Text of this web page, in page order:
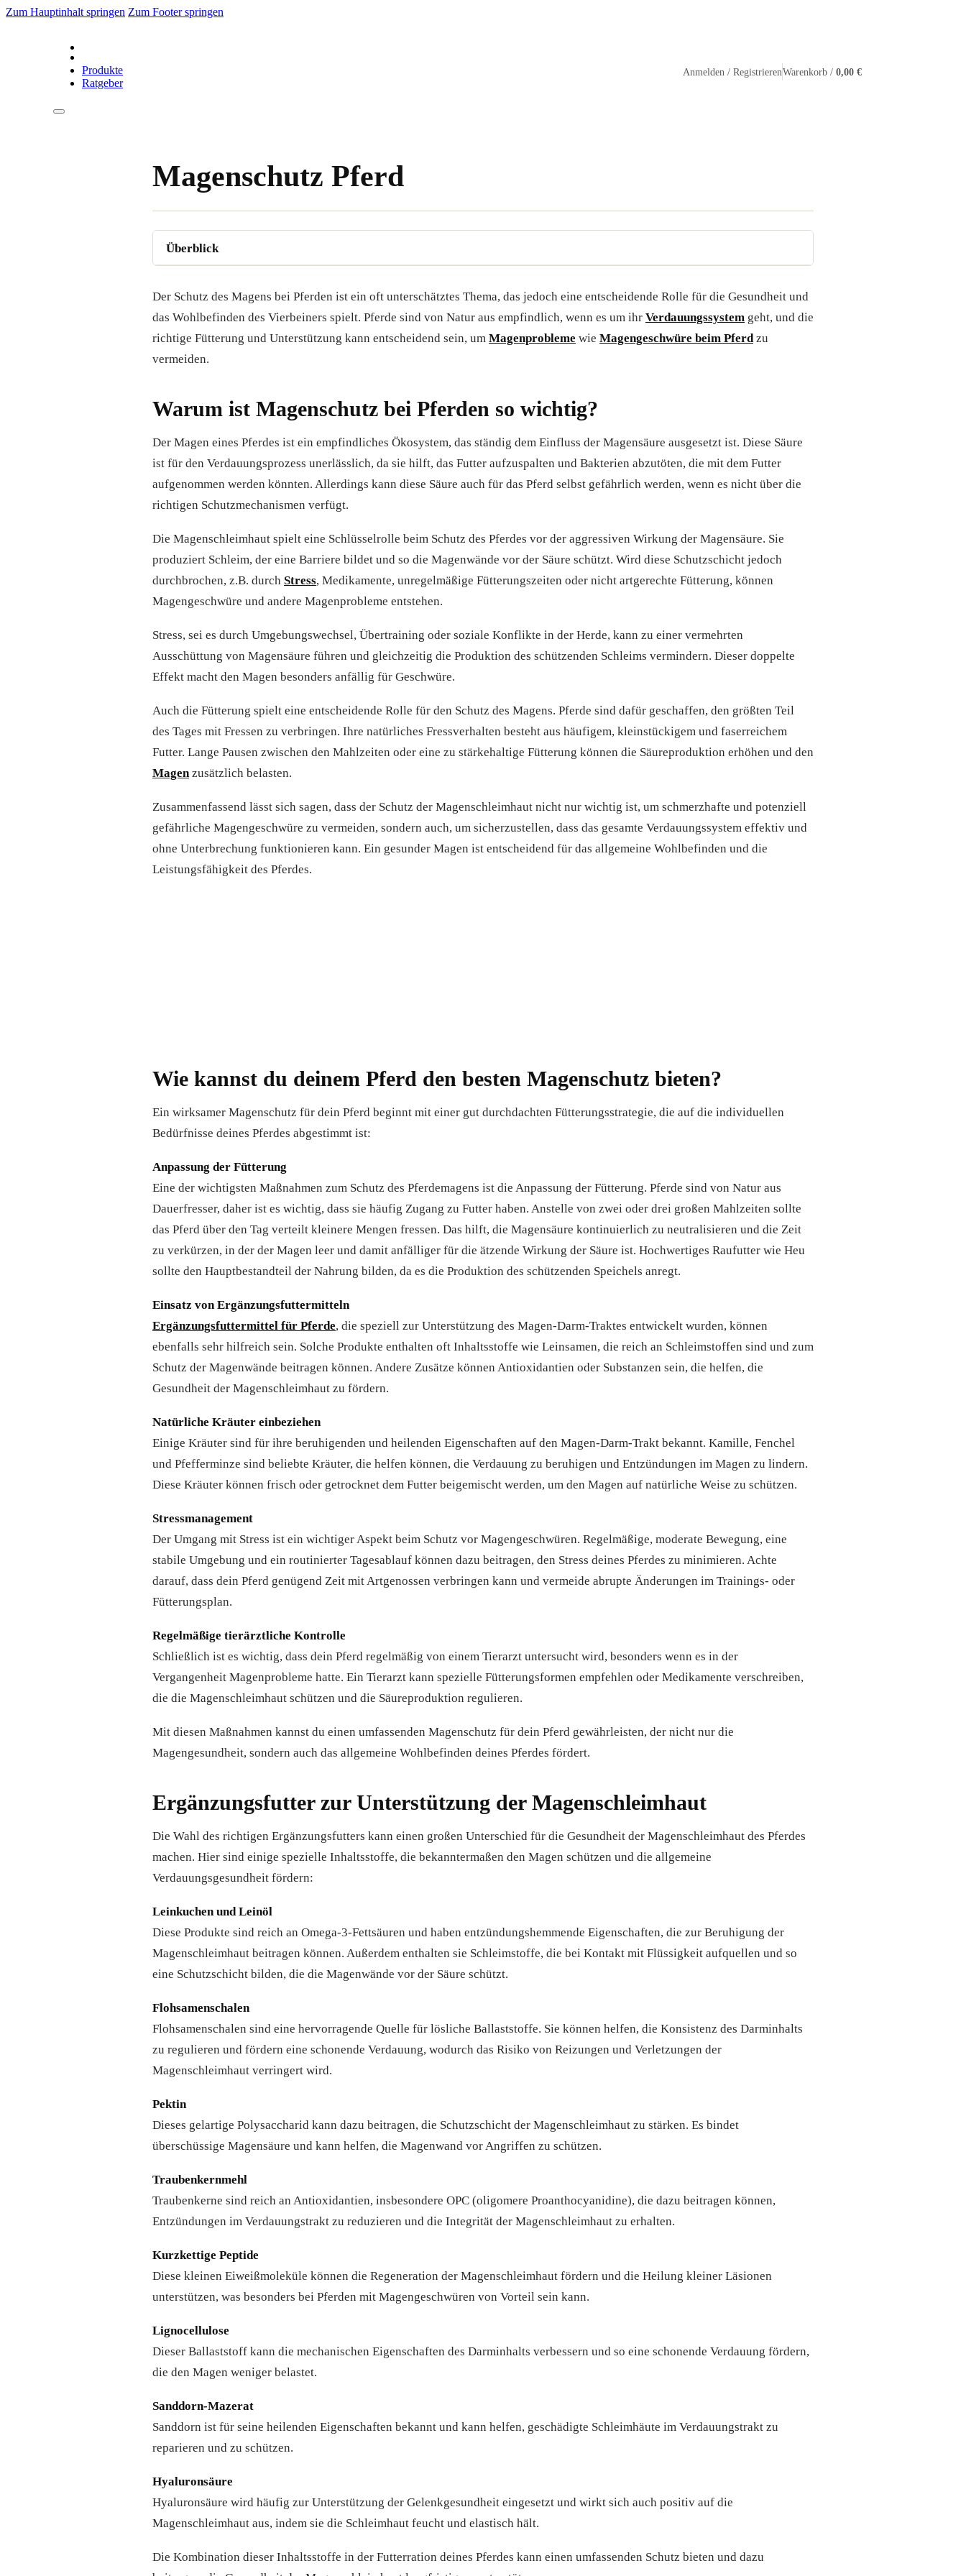
Zum Hauptinhalt springen Zum Footer springen
Produkte
Ratgeber
Anmelden / RegistrierenWarenkorb / 0,00 €
Magenschutz Pferd
Der Schutz des Magens bei Pferden ist ein oft unterschätztes Thema, das jedoch eine entscheidende Rolle für die Gesundheit und
das Wohlbefinden des Vierbeiners spielt. Pferde sind von Natur aus empfindlich, wenn es um ihr Verdauungssystem geht, und die
richtige Fütterung und Unterstützung kann entscheidend sein, um Magenprobleme wie Magengeschwüre beim Pferdzu
vermeiden.
Warum ist Magenschutz bei Pferden so wichtig?
Der Magen eines Pferdes ist ein empfindliches Ökosystem, das ständig dem Einfluss der Magensäure ausgesetzt ist. Diese Säure
ist für den Verdauungsprozess unerlässlich, da sie hilft, das Futter aufzuspalten und Bakterien abzutöten, die mit dem Futter
aufgenommen werden könnten. Allerdings kann diese Säure auch für das Pferd selbst gefährlich werden, wenn es nicht über die
richtigen Schutzmechanismen verfügt.
Die Magenschleimhaut spielt eine Schlüsselrolle beim Schutz des Pferdes vor der aggressiven Wirkung der Magensäure. Sie
produziert Schleim, der eine Barriere bildet und so die Magenwände vor der Säure schützt. Wird diese Schutzschicht jedoch
durchbrochen, z.B. durch Stress, Medikamente, unregelmäßige Fütterungszeiten oder nicht artgerechte Fütterung, können
Magengeschwüre und andere Magenprobleme entstehen.
Stress, sei es durch Umgebungswechsel, Übertraining oder soziale Konflikte in der Herde, kann zu einer vermehrten
Ausschüttung von Magensäure führen und gleichzeitig die Produktion des schützenden Schleims vermindern. Dieser doppelte
Effekt macht den Magen besonders anfällig für Geschwüre.
Auch die Fütterung spielt eine entscheidende Rolle für den Schutz des Magens. Pferde sind dafür geschaffen, den größten Teil
des Tages mit Fressen zu verbringen. Ihre natürliches Fressverhalten besteht aus häufigem, kleinstückigem und faserreichem
Futter. Lange Pausen zwischen den Mahlzeiten oder eine zu stärkehaltige Fütterung können die Säureproduktion erhöhen und den
Magenzusätzlich belasten.
Zusammenfassend lässt sich sagen, dass der Schutz der Magenschleimhaut nicht nur wichtig ist, um schmerzhafte und potenziell
gefährliche Magengeschwüre zu vermeiden, sondern auch, um sicherzustellen, dass das gesamte Verdauungssystem effektiv und
ohne Unterbrechung funktionieren kann. Ein gesunder Magen ist entscheidend für das allgemeine Wohlbefinden und die
Leistungsfähigkeit des Pferdes.
Wie kannst du deinem Pferd den besten Magenschutz bieten?
Ein wirksamer Magenschutz für dein Pferd beginnt mit einer gut durchdachten Fütterungsstrategie, die auf die individuellen
Bedürfnisse deines Pferdes abgestimmt ist:
Anpassung der Fütterung
Eine der wichtigsten Maßnahmen zum Schutz des Pferdemagens ist die Anpassung der Fütterung. Pferde sind von Natur aus
Dauerfresser, daher ist es wichtig, dass sie häufig Zugang zu Futter haben. Anstelle von zwei oder drei großen Mahlzeiten sollte
das Pferd über den Tag verteilt kleinere Mengen fressen. Das hilft, die Magensäure kontinuierlich zu neutralisieren und die Zeit
zu verkürzen, in der der Magen leer und damit anfälliger für die ätzende Wirkung der Säure ist. Hochwertiges Raufutter wie Heu
sollte den Hauptbestandteil der Nahrung bilden, da es die Produktion des schützenden Speichels anregt.
Einsatz von Ergänzungsfuttermitteln
Ergänzungsfuttermittel für Pferde, die speziell zur Unterstützung des Magen-Darm-Traktes entwickelt wurden, können
ebenfalls sehr hilfreich sein. Solche Produkte enthalten oft Inhaltsstoffe wie Leinsamen, die reich an Schleimstoffen sind und zum
Schutz der Magenwände beitragen können. Andere Zusätze können Antioxidantien oder Substanzen sein, die helfen, die
Gesundheit der Magenschleimhaut zu fördern.
Natürliche Kräuter einbeziehen
Einige Kräuter sind für ihre beruhigenden und heilenden Eigenschaften auf den Magen-Darm-Trakt bekannt. Kamille, Fenchel
und Pfefferminze sind beliebte Kräuter, die helfen können, die Verdauung zu beruhigen und Entzündungen im Magen zu lindern.
Diese Kräuter können frisch oder getrocknet dem Futter beigemischt werden, um den Magen auf natürliche Weise zu schützen.
Stressmanagement
Der Umgang mit Stress ist ein wichtiger Aspekt beim Schutz vor Magengeschwüren. Regelmäßige, moderate Bewegung, eine
stabile Umgebung und ein routinierter Tagesablauf können dazu beitragen, den Stress deines Pferdes zu minimieren. Achte
darauf, dass dein Pferd genügend Zeit mit Artgenossen verbringen kann und vermeide abrupte Änderungen im Trainings- oder
Fütterungsplan.
Regelmäßige tierärztliche Kontrolle
Schließlich ist es wichtig, dass dein Pferd regelmäßig von einem Tierarzt untersucht wird, besonders wenn es in der
Vergangenheit Magenprobleme hatte. Ein Tierarzt kann spezielle Fütterungsformen empfehlen oder Medikamente verschreiben,
die die Magenschleimhaut schützen und die Säureproduktion regulieren.
Mit diesen Maßnahmen kannst du einen umfassenden Magenschutz für dein Pferd gewährleisten, der nicht nur die
Magengesundheit, sondern auch das allgemeine Wohlbefinden deines Pferdes fördert.
Ergänzungsfutter zur Unterstützung der Magenschleimhaut
Die Wahl des richtigen Ergänzungsfutters kann einen großen Unterschied für die Gesundheit der Magenschleimhaut des Pferdes
machen. Hier sind einige spezielle Inhaltsstoffe, die bekanntermaßen den Magen schützen und die allgemeine
Verdauungsgesundheit fördern:
Leinkuchen und Leinöl
Diese Produkte sind reich an Omega-3-Fettsäuren und haben entzündungshemmende Eigenschaften, die zur Beruhigung der
Magenschleimhaut beitragen können. Außerdem enthalten sie Schleimstoffe, die bei Kontakt mit Flüssigkeit aufquellen und so
eine Schutzschicht bilden, die die Magenwände vor der Säure schützt.
Flohsamenschalen
Flohsamenschalen sind eine hervorragende Quelle für lösliche Ballaststoffe. Sie können helfen, die Konsistenz des Darminhalts
zu regulieren und fördern eine schonende Verdauung, wodurch das Risiko von Reizungen und Verletzungen der
Magenschleimhaut verringert wird.
Pektin
Dieses gelartige Polysaccharid kann dazu beitragen, die Schutzschicht der Magenschleimhaut zu stärken. Es bindet
überschüssige Magensäure und kann helfen, die Magenwand vor Angriffen zu schützen.
Traubenkernmehl
Traubenkerne sind reich an Antioxidantien, insbesondere OPC (oligomere Proanthocyanidine), die dazu beitragen können,
Entzündungen im Verdauungstrakt zu reduzieren und die Integrität der Magenschleimhaut zu erhalten.
Kurzkettige Peptide
Diese kleinen Eiweißmoleküle können die Regeneration der Magenschleimhaut fördern und die Heilung kleiner Läsionen
unterstützen, was besonders bei Pferden mit Magengeschwüren von Vorteil sein kann.
Lignocellulose
Dieser Ballaststoff kann die mechanischen Eigenschaften des Darminhalts verbessern und so eine schonende Verdauung fördern,
die den Magen weniger belastet.
Sanddorn-Mazerat
Sanddorn ist für seine heilenden Eigenschaften bekannt und kann helfen, geschädigte Schleimhäute im Verdauungstrakt zu
reparieren und zu schützen.
Hyaluronsäure
Hyaluronsäure wird häufig zur Unterstützung der Gelenkgesundheit eingesetzt und wirkt sich auch positiv auf die
Magenschleimhaut aus, indem sie die Schleimhaut feucht und elastisch hält.
Die Kombination dieser Inhaltsstoffe in der Futterration deines Pferdes kann einen umfassenden Schutz bieten und dazu